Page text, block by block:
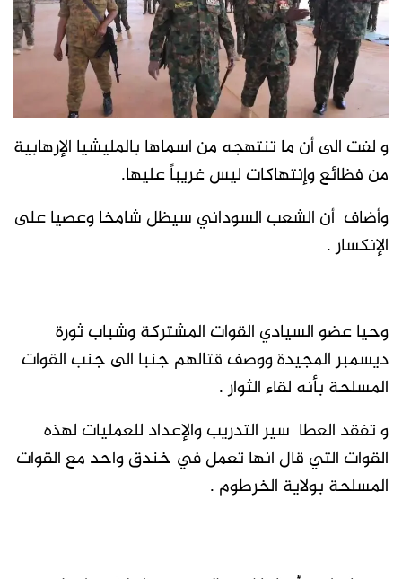
و لفت الى أن ما تنتهجه من اسماها بالمليشيا الإرهابية
من فظائع وإنتهاكات ليس غريباً عليها.
وأضاف أن الشعب السوداني سيظل شامخا وعصيا على
الإنكسار .
وحيا عضو السيادي القوات المشتركة وشباب ثورة
ديسمبر المجيدة ووصف قتالهم جنبا الى جنب القوات
المسلحة بأنه لقاء الثوار .
و تفقد العطا سير التدريب والإعداد للعمليات لهذه
القوات التي قال انها تعمل في خندق واحد مع القوات
المسلحة بولاية الخرطوم .